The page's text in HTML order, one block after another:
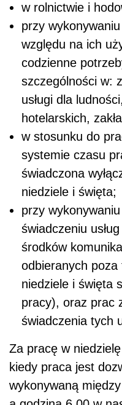
w rolnictwie i
przy
względu na ich
codzienne
szczególności w:
usługi dla
hotelarskich,
w stosunku do
systemie czasu
świadczona
niedziele i święta;
przy
świadczeniu
środków
odbieranych
niedziele i święta
pracy), oraz prac
świadczenia tych
Za pracę w
kiedy praca jest
wykonywaną